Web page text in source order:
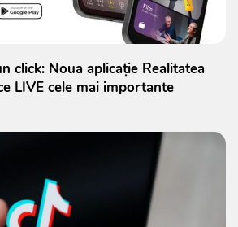
click: Noua aplicație Realitatea
LIVE cele mai importante